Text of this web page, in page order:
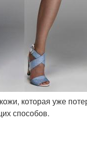
которая уже
способов.